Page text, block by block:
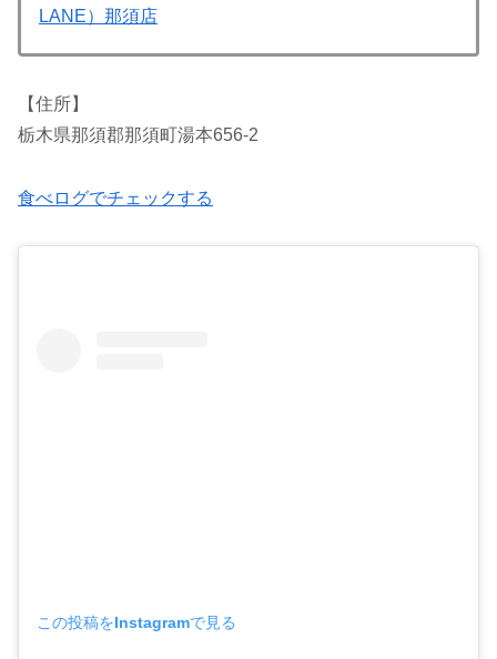
LANE）那須店
【住所】
栃木県那須郡那須町湯本656-2
食べログでチェックする
この投稿をInstagramで見る